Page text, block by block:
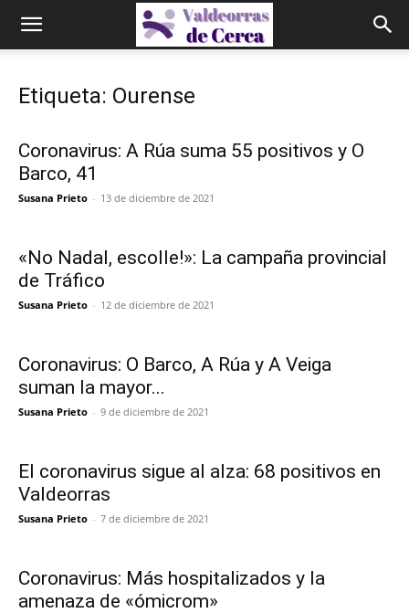
Etiqueta: Ourense
Coronavirus: A Rúa suma 55 positivos y O
Barco, 41
Susana Prieto - 13 de diciembre de 2021
«No Nadal, escolle!»: La campaña provincial
de Tráfico
Susana Prieto - 12 de diciembre de 2021
Coronavirus: O Barco, A Rúa y A Veiga
suman la mayor...
Susana Prieto - 9 de diciembre de 2021
El coronavirus sigue al alza: 68 positivos en
Valdeorras
Susana Prieto - 7 de diciembre de 2021
Coronavirus: Más hospitalizados y la
amenaza de «ómicrom»